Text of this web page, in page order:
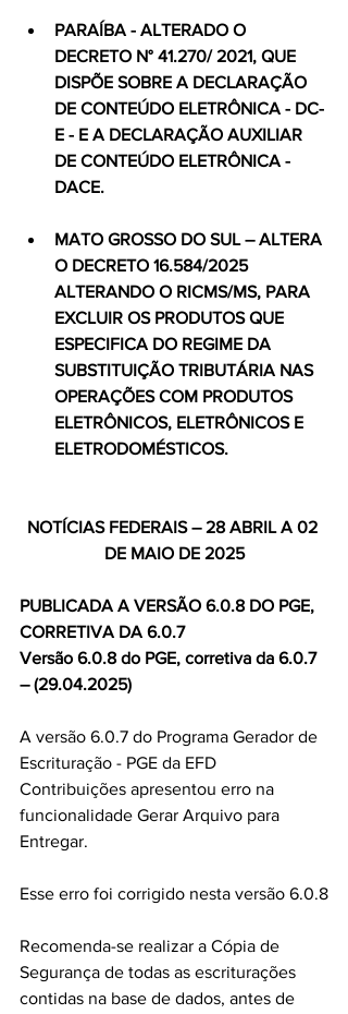
PARAÍBA - ALTERADO O
DECRETO N° 41.270/ 2021, QUE
DISPÕE SOBRE A DECLARAÇÃO
DE CONTEÚDO ELETRÔNICA - DC-
E - E A DECLARAÇÃO AUXILIAR
DE CONTEÚDO ELETRÔNICA -
DACE.
MATO GROSSO DO SUL – ALTERA
O DECRETO 16.584/2025
ALTERANDO O RICMS/MS, PARA
EXCLUIR OS PRODUTOS QUE
ESPECIFICA DO REGIME DA
SUBSTITUIÇÃO TRIBUTÁRIA NAS
OPERAÇÕES COM PRODUTOS
ELETRÔNICOS, ELETRÔNICOS E
ELETRODOMÉSTICOS.
NOTÍCIAS FEDERAIS – 28 ABRIL A 02
DE MAIO DE 2025
PUBLICADA A VERSÃO 6.0.8 DO PGE,
CORRETIVA DA 6.0.7
Versão 6.0.8 do PGE, corretiva da 6.0.7
– (29.04.2025)
A versão 6.0.7 do Programa Gerador de
Escrituração - PGE da EFD
Contribuições apresentou erro na
funcionalidade Gerar Arquivo para
Entregar.
Esse erro foi corrigido nesta versão 6.0.8
Recomenda-se realizar a Cópia de
Segurança de todas as escriturações
contidas na base de dados, antes de